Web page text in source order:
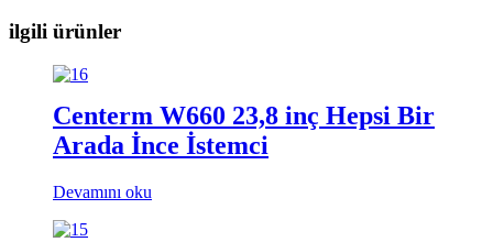
ilgili ürünler
Centerm W660 23,8 inç Hepsi Bir
Arada İnce İstemci
Devamını oku